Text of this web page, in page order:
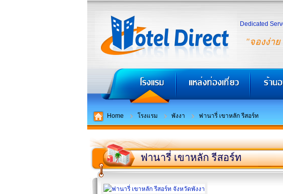
"จองง่า
Dedicated
Home โรงแรม พังงา ฟานารี่ เขาหลัก รีสอร์ท
ฟานารี่ เขาหลัก รีสอร์ท